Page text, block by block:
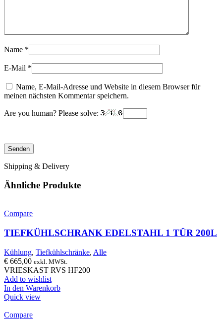
Name *
E-Mail *
Name, E-Mail-Adresse und Website in diesem Browser für
meinen nächsten Kommentar speichern.
Are you human? Please solve:
Shipping & Delivery
Ähnliche Produkte
Compare
TIEFKÜHLSCHRANK EDELSTAHL 1 TÜR 200L
Kühlung, Tiefkühlschränke, Alle
€ 665,00 exkl. MWSt.
VRIESKAST RVS HF200
Add to wishlist
In den Warenkorb
Quick view
Compare